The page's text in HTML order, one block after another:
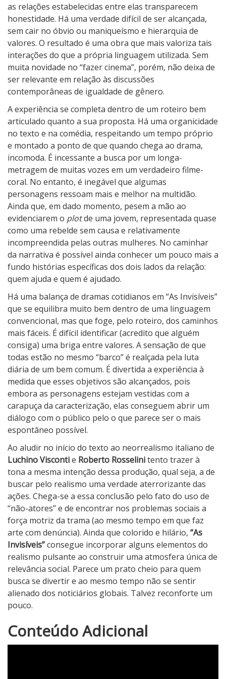
as relações estabelecidas entre elas transparecem
honestidade. Há uma verdade difícil de ser alcançada,
sem cair no óbvio ou maniqueísmo e hierarquia de
valores. O resultado é uma obra que mais valoriza tais
interações do que a própria linguagem utilizada. Sem
muita novidade no “fazer cinema”, porém, não deixa de
ser relevante em relação às discussões
contemporâneas de igualdade de gênero.
A experiência se completa dentro de um roteiro bem
articulado quanto a sua proposta. Há uma organicidade
no texto e na comédia, respeitando um tempo próprio
e montado a ponto de que quando chega ao drama,
incomoda. É incessante a busca por um longa-
metragem de muitas vozes em um verdadeiro filme-
coral. No entanto, é inegável que algumas
personagens ressoam mais e melhor na multidão.
Ainda que, em dado momento, pesem a mão ao
evidenciarem o plotde uma jovem, representada quase
como uma rebelde sem causa e relativamente
incompreendida pelas outras mulheres. No caminhar
da narrativa é possível ainda conhecer um pouco mais a
fundo histórias específicas dos dois lados da relação:
quem ajuda e quem é ajudado.
Há uma balança de dramas cotidianos em “As Invisíveis”
que se equilibra muito bem dentro de uma linguagem
convencional, mas que foge, pelo roteiro, dos caminhos
mais fáceis. É difícil identificar (acredito que alguém
consiga) uma briga entre valores. A sensação de que
todas estão no mesmo “barco” é realçada pela luta
diária de um bem comum. É divertida a experiência à
medida que esses objetivos são alcançados, pois
embora as personagens estejam vestidas com a
carapuça da caracterização, elas conseguem abrir um
diálogo com o público pelo o que parece ser o mais
espontâneo possível.
Ao aludir no início do texto ao neorrealismo italiano de
Luchino Viscontie Roberto Rosselinitento trazer à
tona a mesma intenção dessa produção, qual seja, a de
buscar pelo realismo uma verdade aterrorizante das
ações. Chega-se a essa conclusão pelo fato do uso de
“não-atores” e de encontrar nos problemas sociais a
força motriz da trama (ao mesmo tempo em que faz
arte com denúncia). Ainda que colorido e hilário, “As
Invisíveis”consegue incorporar alguns elementos do
realismo pulsante ao construir uma atmosfera única de
relevância social. Parece um prato cheio para quem
busca se divertir e ao mesmo tempo não se sentir
alienado dos noticiários globais. Talvez reconforte um
pouco.
N
o
Conteúdo Adicional